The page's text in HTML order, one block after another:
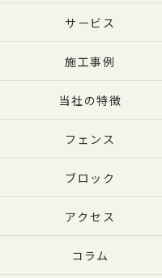
サービス
施工事例
当社の特徴
フェンス
ブロック
アクセス
コラム